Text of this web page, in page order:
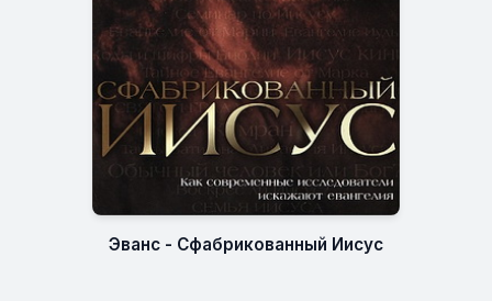
Эванс - Сфабрикованный Иисус